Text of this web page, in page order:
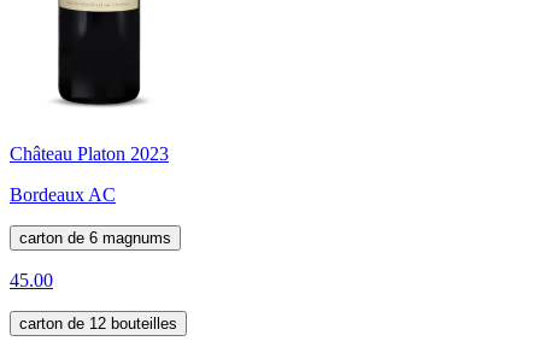
Château Platon 2023
Bordeaux AC
carton de 6 magnums
45.00
carton de 12 bouteilles